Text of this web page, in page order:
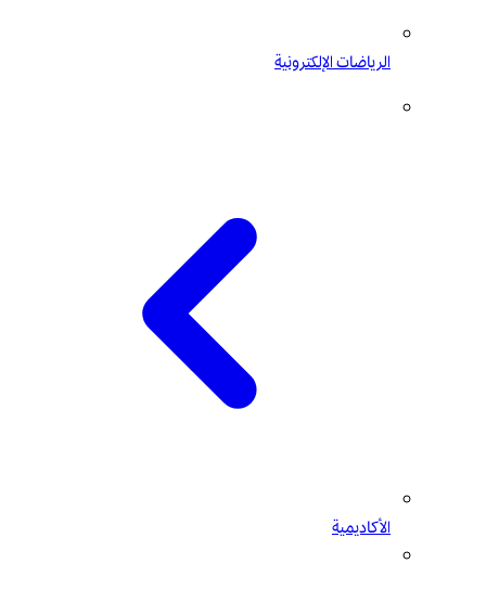
الرياضات الإلكترونية
الأكاديمية